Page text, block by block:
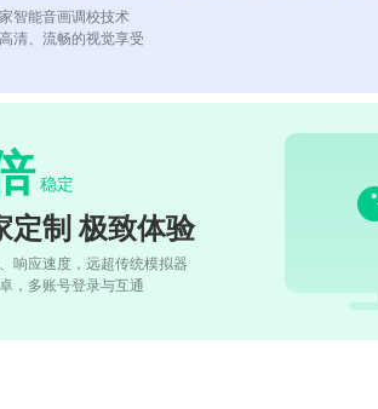
智能音画调校技术
清、流畅的视觉享受
稳定
定制 极致体验
响应速度，远超传统模拟器
，多账号登录与互通